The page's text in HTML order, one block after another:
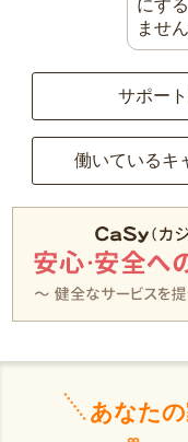
にす
ませ
サポー
働いているキ
あなたの